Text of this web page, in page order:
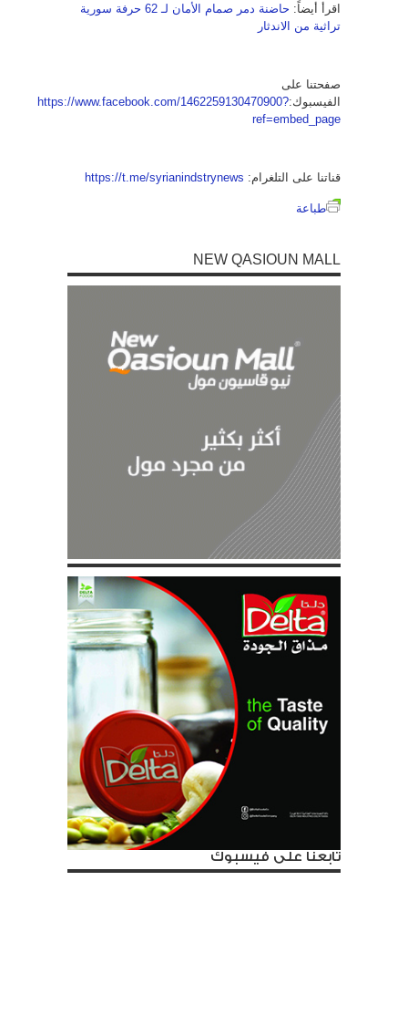
اقرأ أيضاً:
حاضنة دمر صمام الأمان لـ 62 حرفة سورية
تراثية من الاندثار
صفحتنا على
الفيسبوك:https://www.facebook.com/1462259130470900?
ref=embed_page
قناتنا على التلغرام: https://t.me/syrianindstrynews
طباعة
NEW QASIOUN MALL
تابعنا على فيسبوك